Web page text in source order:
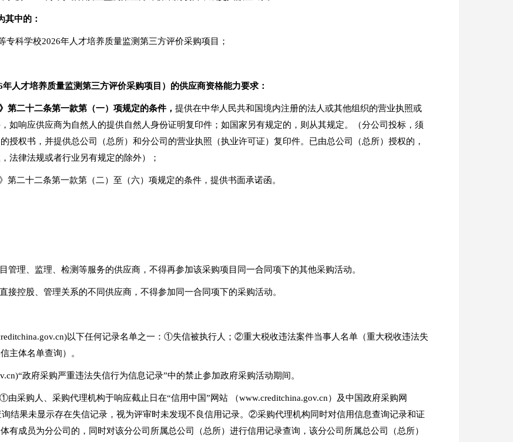
其中的：
专科学校2026年人才培养质量监测第三方评价采购项目；
人才培养质量监测第三方评价采购项目）的供应商资格能力要求：
第二十二条第一款第（一）项规定的条件， 提供在中华人民共和国境内注册的法人或其他组织的营业执照或
如响应供应商为自然人的提供自然人身份证明复印件；如国家另有规定的，则从其规定。（分公司投标，须
授权书，并提供总公司（总所）和分公司的营业执照（执业许可证）复印件。已由总公司（总所）授权的，
法律法规或者行业另有规定的除外）；
第二十二条第一款第（二）至（六）项规定的条件，提供书面承诺函。
管理、监理、检测等服务的供应商，不得再参加该采购项目同一合同项下的其他采购活动。
接控股、管理关系的不同供应商，不得参加同一合同项下的采购活动。
以下任何记录名单之一：①失信被执行人；②重大税收违法案件当事人名单（重大税收违法失
主体名单查询）。
政府采购严重违法失信行为信息记录”中的禁止参加政府采购活动期间。
采购人、采购代理机构于响应截止日在“信用中国”网站 （www.creditchina.gov.cn）及中国政府采购网
结果未显示存在失信记录，视为评审时未发现不良信用记录。②采购代理机构同时对信用信息查询记录和证
成员为分公司的，同时对该分公司所属总公司（总所）进行信用记录查询，该分公司所属总公司（总所）